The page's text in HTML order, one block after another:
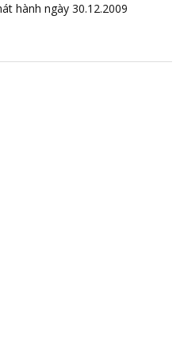
hành ngày 30.12.2009